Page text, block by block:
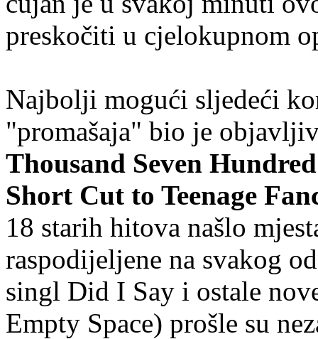
preskočiti u cjelokupnom
Najbolji mogući sljedeći
"promašaja" bio je
Thousand Seven
Short Cut to Teenage
18 starih hitova našlo
raspodijeljene na svakog
singl Did I Say i ostale
Empty Space) prošle su